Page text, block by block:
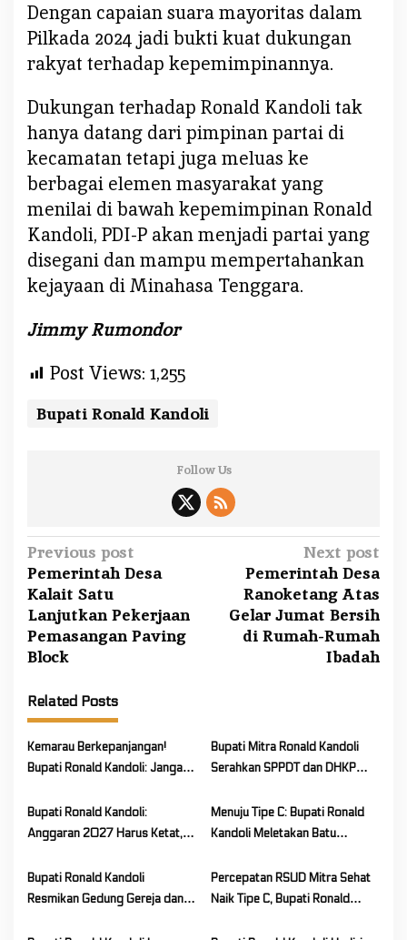
M
i
a
a
s
a
T
n
g
g
a
Dengan capaian suara mayoritas dalam
Pilkada 2024 jadi bukti kuat dukungan
rakyat terhadap kepemimpinannya.
Dukungan terhadap Ronald Kandoli tak
hanya datang dari pimpinan partai di
kecamatan tetapi juga meluas ke
berbagai elemen masyarakat yang
menilai di bawah kepemimpinan Ronald
Kandoli, PDI-P akan menjadi partai yang
disegani dan mampu mempertahankan
kejayaan di Minahasa Tenggara.
Jimmy Rumondor
Post Views: 1,255
Bupati Ronald Kandoli
Follow Us
P
o
s
t
n
v
g
t
i
n
Previous post
Pemerintah Desa
Kalait Satu
Lanjutkan Pekerjaan
Pemasangan Paving
Block
Next post
Pemerintah Desa
Ranoketang Atas
Gelar Jumat Bersih
di Rumah-Rumah
Ibadah
Related Posts
Kemarau Berkepanjangan!
Bupati Ronald Kandoli: Jangan
Kebakaran Besar
Bupati Mitra Ronald Kandoli
Serahkan SPPDT dan DHKP
Seluruh Camat
Bupati Ronald Kandoli:
Anggaran 2027 Harus Ketat,
Rakyat
Menuju Tipe C: Bupati Ronald
Kandoli Meletakan Batu
Renovasi RSUD Mitra Sehat
Bupati Ronald Kandoli
Resmikan Gedung Gereja dan
Percepatan RSUD Mitra Sehat
Naik Tipe C, Bupati Ronald